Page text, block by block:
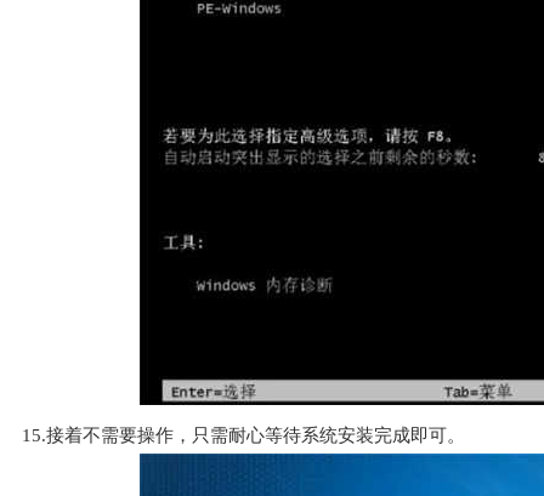
15.接着不需要操作，只需耐心等待系统安装完成即可。